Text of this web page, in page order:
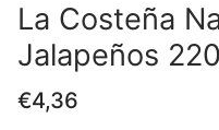
La Costeña
Jalapeños
€4,36